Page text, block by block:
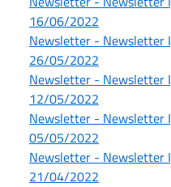
16/06/2022
Newsletter - Newsletter
26/05/2022
Newsletter - Newsletter
12/05/2022
Newsletter - Newsletter
05/05/2022
Newsletter - Newsletter
21/04/2022